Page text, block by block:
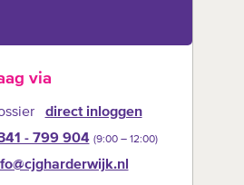
via
direct inloggen
- 799 904 (9:00 –‍ 12:00)